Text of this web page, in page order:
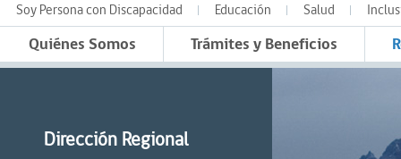
Soy Persona con Discapacidad Educación Salud
Quiénes Somos Trámites y Beneficios
Dirección Regional